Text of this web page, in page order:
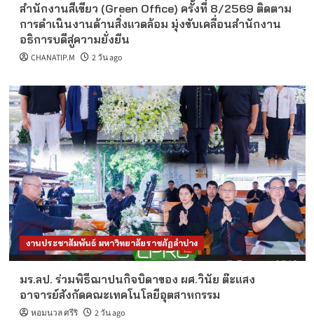
สำนักงานสีเขียว (Green Office) ครั้งที่ 8/2569 ติดตาม
การดำเนินงานด้านสิ่งแวดล้อม มุ่งขับเคลื่อนสำนักงาน
อธิการบดีสู่ความยั่งยืน
CHANATIP.M 2 วัน ago
งานประชาสัมพันธ์ มหาวิทยาลัยราชภัฏลำปาง
มร.ลป. ร่วมพิธีฌาปนกิจบิดาของ ผศ.วินัย ต๊ะแสง
อาจารย์สังกัดคณะเทคโนโลยีอุตสาหกรรม
หอมนวล ศรีริ 2 วัน ago